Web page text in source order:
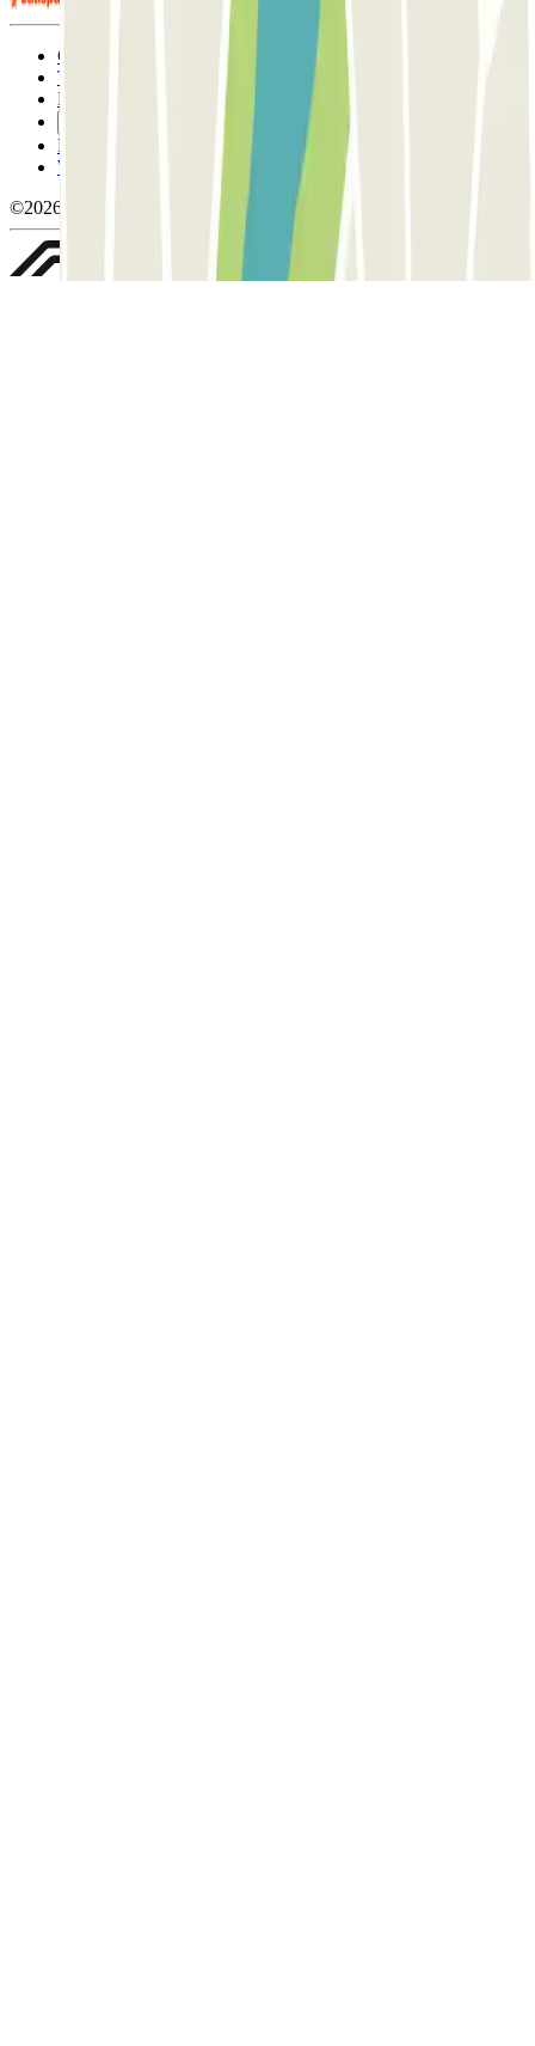
Condizioni contrattuali e di utilizzo
Termini di cancellazione
Politica sui cookies
Politica sulla privacy
Whistleblowing
©2026 Parclick. Tutti i diritti riservati